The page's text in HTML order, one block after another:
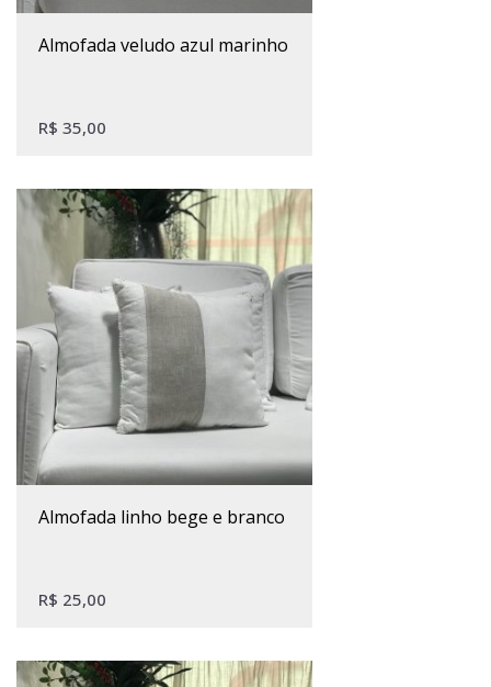
almofada veludo azul marinho
R$ 35,00
almofada linho bege e branco
R$ 25,00